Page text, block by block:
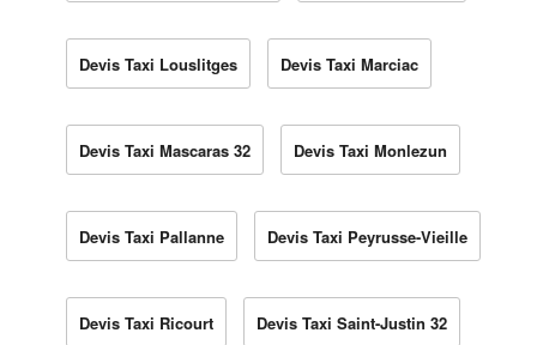
Devis Taxi Louslitges Devis Taxi Marciac
Devis Taxi Mascaras 32 Devis Taxi Monlezun
Devis Taxi Pallanne Devis Taxi Peyrusse-Vieille
Devis Taxi Ricourt Devis Taxi Saint-Justin 32